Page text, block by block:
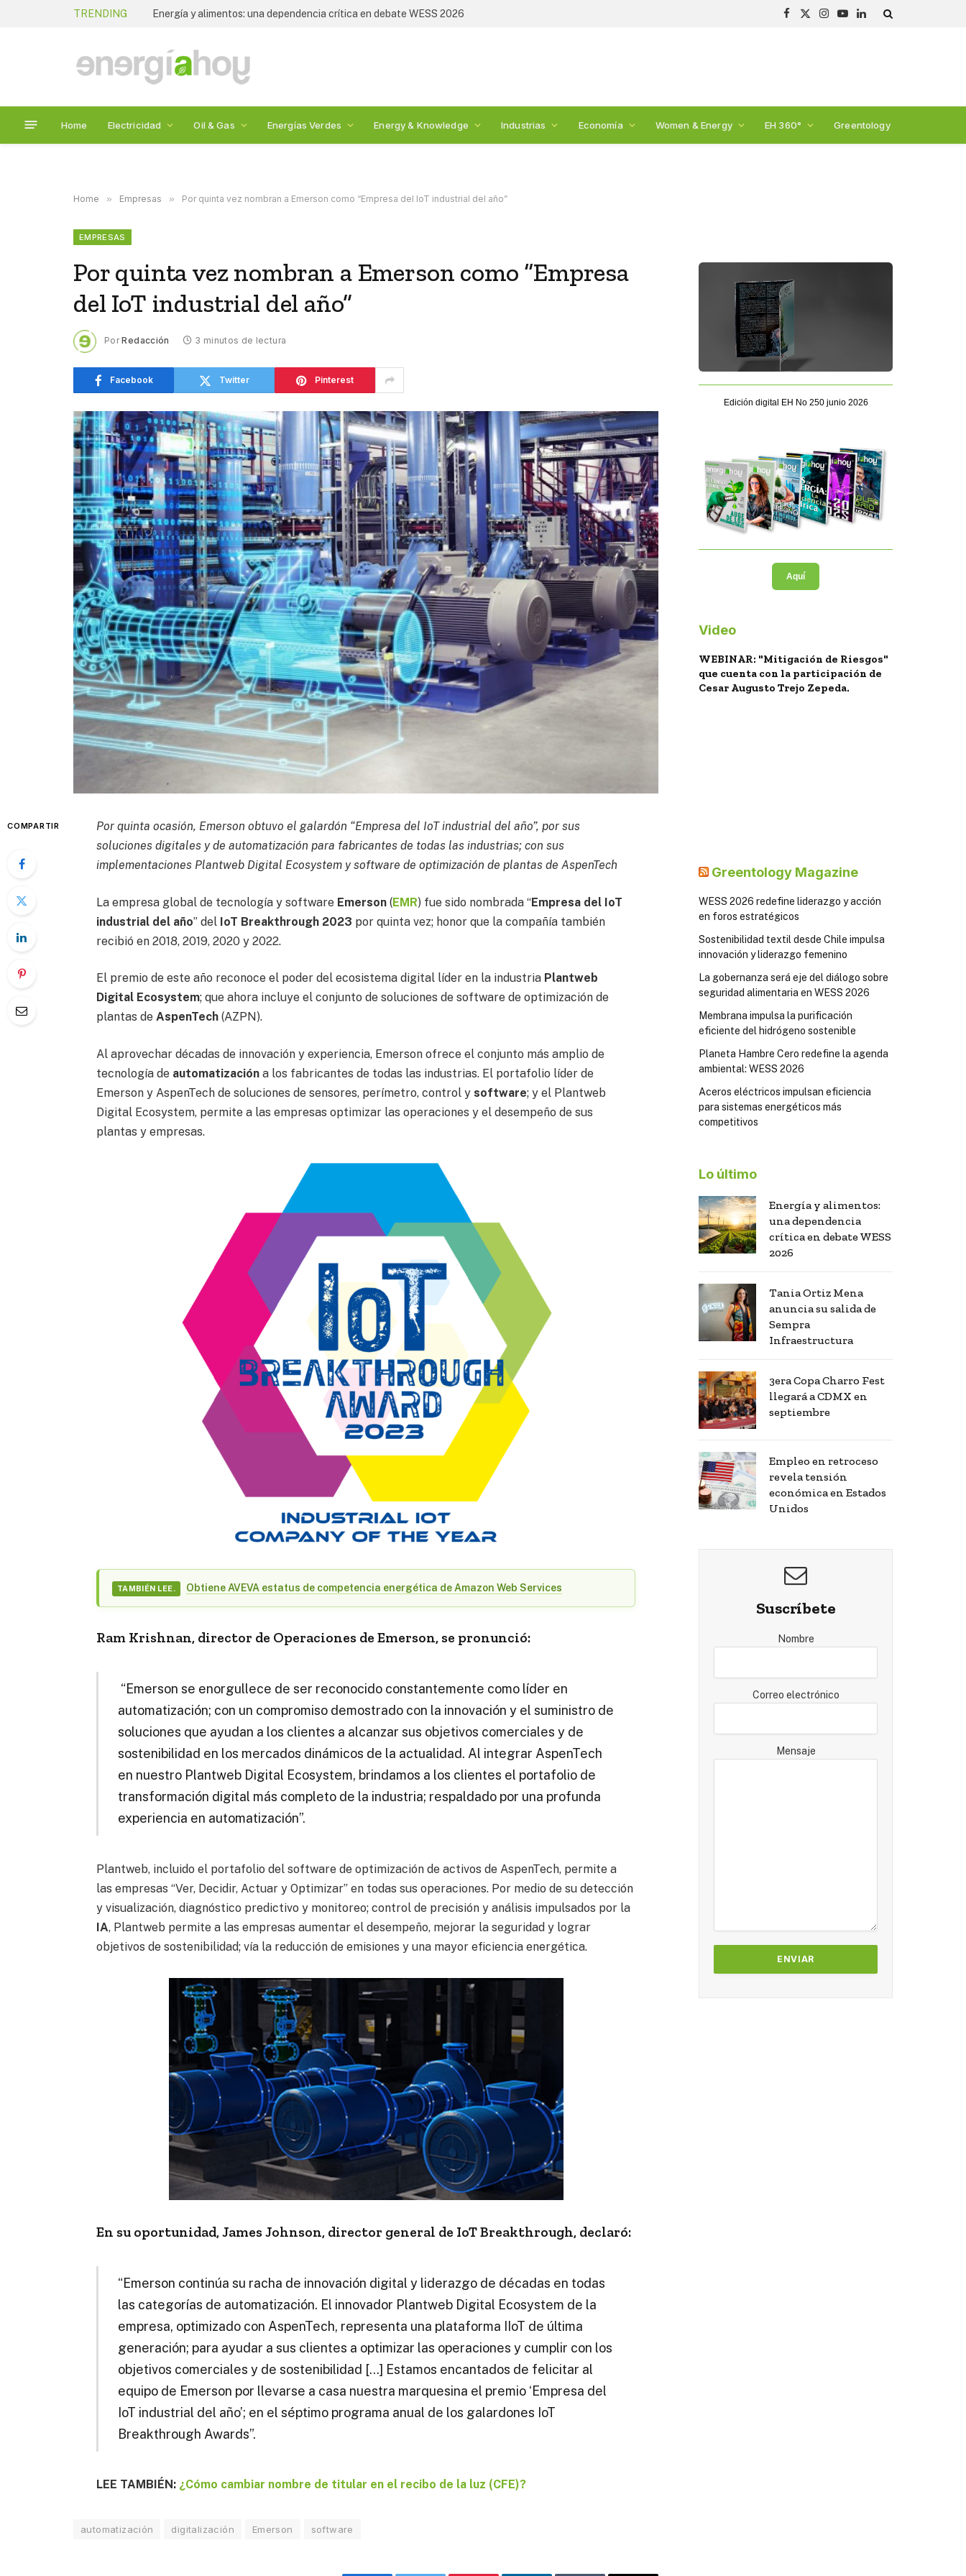
TRENDING Tania Ortiz Mena anuncia su salida de Sempra Infraestructura
Facebook
X
Instagram
YouTubeLinkedIn
Home Electricidad Oil & Gas Energías Verdes Energy & Knowledge Industrias Economía Women & Energy EH 360° Greentology
Home » Empresas » Por quinta vez nombran a Emerson como “Empresa del IoT industrial del año”
EMPRESAS
Por quinta vez nombran a Emerson como “Empresa
del IoT industrial del año”
Por Redacción 3 minutos de lectura
Facebook Twitter Pinterest
COMPARTIR
Por quinta ocasión, Emerson obtuvo el galardón “Empresa del IoT industrial del año”, por sus
soluciones digitales y de automatización para fabricantes de todas las industrias; con sus
implementaciones Plantweb Digital Ecosystem y software de optimización de plantas de AspenTech
La empresa global de tecnología y software Emerson (EMR) fue sido nombrada “Empresa del IoT
industrial del año” del IoT Breakthrough 2023 por quinta vez; honor que la compañía también
recibió en 2018, 2019, 2020 y 2022.
El premio de este año reconoce el poder del ecosistema digital líder en la industria Plantweb
Digital Ecosystem; que ahora incluye el conjunto de soluciones de software de optimización de
plantas deAspenTech (AZPN).
Al aprovechar décadas de innovación y experiencia, Emerson ofrece el conjunto más amplio de
tecnología de automatización a los fabricantes de todas las industrias. El portafolio líder de
Emerson y AspenTech de soluciones de sensores, perímetro, control ysoftware; y el Plantweb
Digital Ecosystem, permite a las empresas optimizar las operaciones y el desempeño de sus
plantas y empresas.
TAMBIÉN LEE. Obtiene AVEVA estatus de competencia energética de Amazon Web Services
Ram Krishnan, director de Operaciones de Emerson, se pronunció:
“Emerson se enorgullece de ser reconocido constantemente como líder en
automatización; con un compromiso demostrado con la innovación y el suministro de
soluciones que ayudan a los clientes a alcanzar sus objetivos comerciales y de
sostenibilidad en los mercados dinámicos de la actualidad. Al integrar AspenTech
en nuestro Plantweb Digital Ecosystem, brindamos a los clientes el portafolio de
transformación digital más completo de la industria; respaldado por una profunda
experiencia en automatización”.
Plantweb, incluido el portafolio del software de optimización de activos de AspenTech, permite a
las empresas “Ver, Decidir, Actuar y Optimizar” en todas sus operaciones. Por medio de su detección
y visualización, diagnóstico predictivo y monitoreo; control de precisión y análisis impulsados por la
IA, Plantweb permite a las empresas aumentar el desempeño, mejorar la seguridad y lograr
objetivos de sostenibilidad; vía la reducción de emisiones y una mayor eficiencia energética.
En su oportunidad, James Johnson, director general de IoT Breakthrough, declaró:
“Emerson continúa su racha de innovación digital y liderazgo de décadas en todas
las categorías de automatización. El innovador Plantweb Digital Ecosystem de la
empresa, optimizado con AspenTech, representa una plataforma IIoT de última
generación; para ayudar a sus clientes a optimizar las operaciones y cumplir con los
objetivos comerciales y de sostenibilidad […] Estamos encantados de felicitar al
equipo de Emerson por llevarse a casa nuestra marquesina el premio ‘Empresa del
IoT industrial del año’; en el séptimo programa anual de los galardones IoT
Breakthrough Awards”.
LEE TAMBIÉN: ¿Cómo cambiar nombre de titular en el recibo de la luz (CFE)?
automatización digitalización Emerson software
Edición digital EH No 250 junio 2026
Aquí
Video
WEBINAR: "Mitigación de Riesgos"
que cuenta con la participación de
Cesar Augusto Trejo Zepeda.
Greentology Magazine
WESS 2026 redefine liderazgo y acción
en foros estratégicos
Sostenibilidad textil desde Chile impulsa
innovación y liderazgo femenino
La gobernanza será eje del diálogo sobre
seguridad alimentaria en WESS 2026
Membrana impulsa la purificación
eficiente del hidrógeno sostenible
Planeta Hambre Cero redefine la agenda
ambiental: WESS 2026
Aceros eléctricos impulsan eficiencia
para sistemas energéticos más
competitivos
Lo último
Energía y alimentos:
una dependencia
crítica en debate WESS
2026
Tania Ortiz Mena
anuncia su salida de
Sempra
Infraestructura
3era Copa Charro Fest
llegará a CDMX en
septiembre
Empleo en retroceso
revela tensión
económica en Estados
Unidos
Suscríbete
Nombre
Correo electrónico
Mensaje